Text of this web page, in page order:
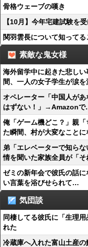
骨格ウェーブの嘆き
【10月】今年宅建試験を
関羽雲長について知ってる
素敵な鬼女様
海外留学中に起きた悲し
間、一人の女子学生が涙を
オペレーター「中国人が
はずない！」→Amazonで
俺「ゲーム機どこ？」親
た瞬間、村が大変なことに
弟「エレベーターで知ら
情を聞いた家族全員が「そ
ゼミの新年会で彼氏の話
い言葉を浴びせられて…
気団談
同棲してる彼氏に「生理
れた
冷蔵庫へ入れた富山土産